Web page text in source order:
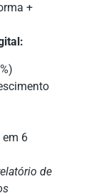
+
em 6
de